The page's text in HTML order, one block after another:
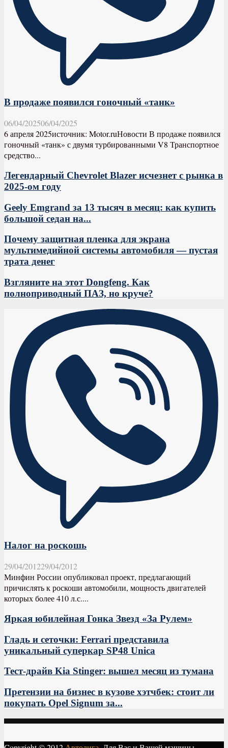
В продаже появился гоночный «танк»
06/04/202506/04/2025
6 апреля 2025источник: Motor.ruНовости В продаже появился
гоночный «танк» с двумя турбированными V8 Транспортное
средство...
Легендарный Chevrolet Blazer исчезнет с рынка в
2025-ом году
Geely Emgrand за 13 тысяч в месяц: как купить
большой седан на...
Почему защитная пленка для экрана
мультимедийной системы автомобиля — пустая
трата денег
Взгляните на этот Dongfeng. Как
полноприводный ПАЗ, но круче?
Налог на роскошь
29/04/201229/04/2012
Минфин России опубликовал проект, предлагающий
причислять к роскоши автомобили, мощность двигателей
которых более 410 л.с....
Яркая юбилейная Гонка Звезд «За Рулем»
Гладь и сеточки: Ferrari представила
уникальный суперкар SP48 Unica
Тест-драйв Kia Stinger: вышел месяц из тумана
Претензии на бизнес в кузове хэтчбек: стоит ли
покупать Opel Signum за...